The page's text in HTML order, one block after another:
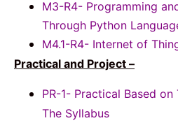
M3-R4- Programming
Through Python
M4.1-R4- Internet of
Practical and Project –
PR-1- Practical Based
The Syllabus